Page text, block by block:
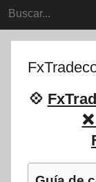
compartir
su
internet
Buscar:
💠